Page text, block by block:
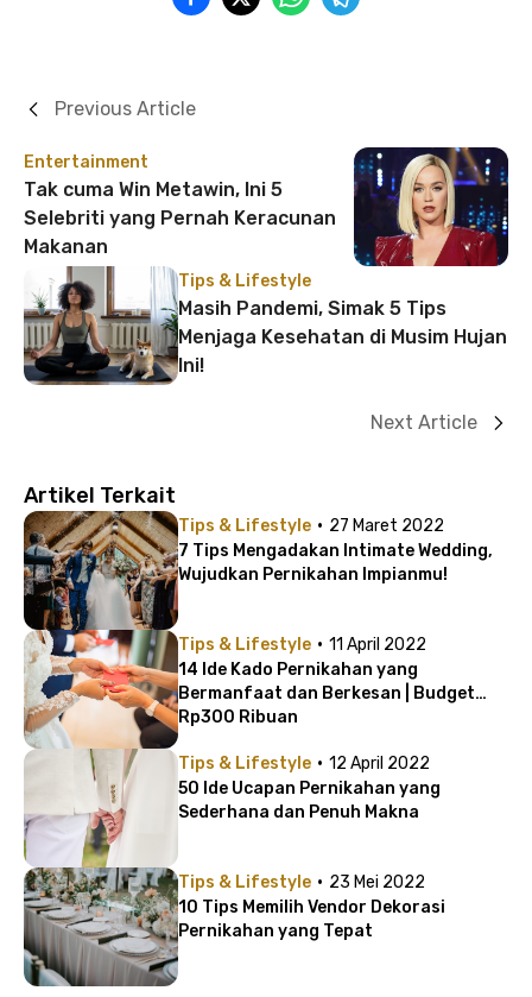
Entertainment
Tak cuma Win Metawin, Ini 5
Selebriti yang Pernah Keracunan
Makanan
Previous Article
Tips & Lifestyle
Masih Pandemi, Simak 5 Tips
Menjaga Kesehatan di Musim Hujan
Ini!
Next Article
Artikel Terkait
Tips & Lifestyle · 27 Maret 2022
7 Tips Mengadakan Intimate Wedding,
Wujudkan Pernikahan Impianmu!
Tips & Lifestyle · 11 April 2022
14 Ide Kado Pernikahan yang
Bermanfaat dan Berkesan | Budget
Rp300 Ribuan
Tips & Lifestyle · 12 April 2022
50 Ide Ucapan Pernikahan yang
Sederhana dan Penuh Makna
Tips & Lifestyle · 23 Mei 2022
10 Tips Memilih Vendor Dekorasi
Pernikahan yang Tepat